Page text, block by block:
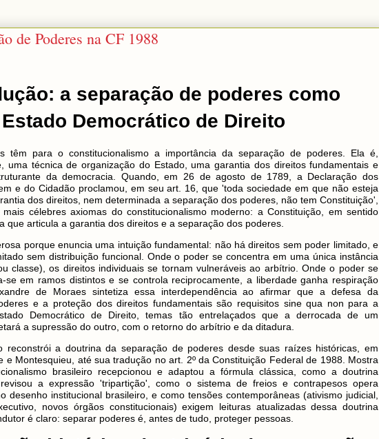
de Poderes na CF 1988
a separação de poderes como
Democrático de Direito
têm para o constitucionalismo a importância da separação de poderes. Ela é,
uma técnica de organização do Estado, uma garantia dos direitos fundamentais e
da democracia. Quando, em 26 de agosto de 1789, a Declaração dos
e do Cidadão proclamou, em seu art. 16, que 'toda sociedade em que não esteja
dos direitos, nem determinada a separação dos poderes, não tem Constituição',
célebres axiomas do constitucionalismo moderno: a Constituição, em sentido
que articula a garantia dos direitos e a separação dos poderes.
porque enuncia uma intuição fundamental: não há direitos sem poder limitado, e
sem distribuição funcional. Onde o poder se concentra em uma única instância
classe), os direitos individuais se tornam vulneráveis ao arbítrio. Onde o poder se
se em ramos distintos e se controla reciprocamente, a liberdade ganha respiração
de Moraes sintetiza essa interdependência ao afirmar que a defesa da
e a proteção dos direitos fundamentais são requisitos sine qua non para a
Democrático de Direito, temas tão entrelaçados que a derrocada de um
a supressão do outro, com o retorno do arbítrio e da ditadura.
reconstrói a doutrina da separação de poderes desde suas raízes históricas, em
e Montesquieu, até sua tradução no art. 2º da Constituição Federal de 1988. Mostra
brasileiro recepcionou e adaptou a fórmula clássica, como a doutrina
revisou a expressão 'tripartição', como o sistema de freios e contrapesos opera
desenho institucional brasileiro, e como tensões contemporâneas (ativismo judicial,
novos órgãos constitucionais) exigem leituras atualizadas dessa doutrina
é claro: separar poderes é, antes de tudo, proteger pessoas.